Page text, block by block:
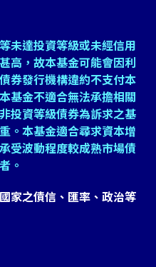
未達投資等級或未經信用
高，故本基金可能會因利
券發行機構違約不支付本
基金不適合無法承擔相關
投資等級債券為訴求之基
。本基金適合尋求資本增
受波動程度較成熟市場債
。
家之債信、匯率、政治等